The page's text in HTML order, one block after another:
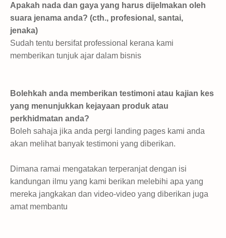
Apakah nada dan gaya yang harus dijelmakan oleh
suara jenama anda? (cth., profesional, santai,
jenaka)
Sudah tentu bersifat professional kerana kami
memberikan tunjuk ajar dalam bisnis
Bolehkah anda memberikan testimoni atau kajian kes
yang menunjukkan kejayaan produk atau
perkhidmatan anda?
Boleh sahaja jika anda pergi landing pages kami anda
akan melihat banyak testimoni yang diberikan.
Dimana ramai mengatakan terperanjat dengan isi
kandungan ilmu yang kami berikan melebihi apa yang
mereka jangkakan dan video-video yang diberikan juga
amat membantu